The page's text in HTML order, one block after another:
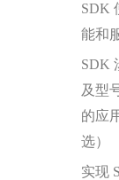
SDK
能和
SDK
及型
的应
选）
实现